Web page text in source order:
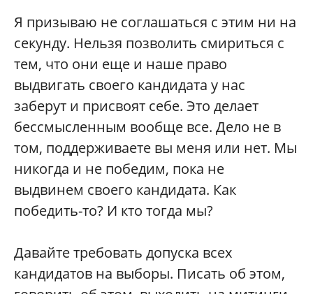
Я призываю не соглашаться с этим ни на
секунду. Нельзя позволить смириться с
тем, что они еще и наше право
выдвигать своего кандидата у нас
заберут и присвоят себе. Это делает
бессмысленным вообще все. Дело не в
том, поддерживаете вы меня или нет. Мы
никогда и не победим, пока не
выдвинем своего кандидата. Как
победить-то? И кто тогда мы?
Давайте требовать допуска всех
кандидатов на выборы. Писать об этом,